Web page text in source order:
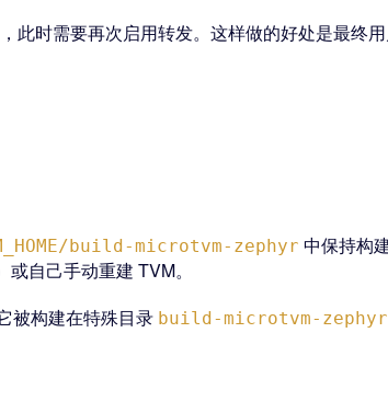
时需要再次启用转发。这样做的好处是最终
build-microtvm-zephyr 中保持构
或自己手动重建 TVM。
被构建在特殊目录 build-microtvm-zephyr